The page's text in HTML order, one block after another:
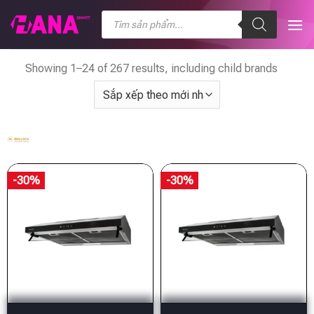
đến
Tìm
kiếm
phẩm
Showing 1–24 of 267 results, including child brands
-30% -30%